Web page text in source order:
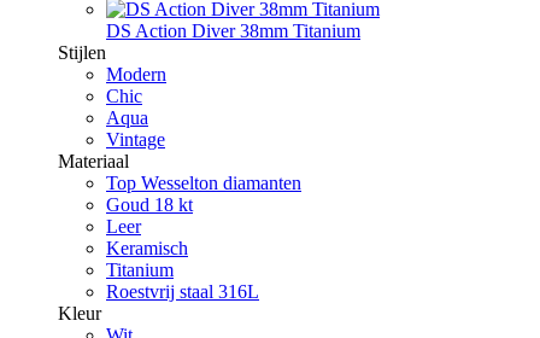
DS Action Diver 38mm Titanium
Stijlen
Modern
Chic
Aqua
Vintage
Materiaal
Top Wesselton diamanten
Goud 18 kt
Leer
Keramisch
Titanium
Roestvrij staal 316L
Kleur